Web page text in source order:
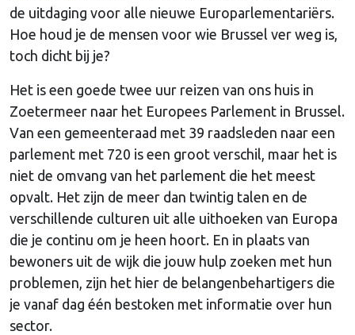
de uitdaging voor alle nieuwe Europarlementariërs.
Hoe houd je de mensen voor wie Brussel ver weg is,
toch dicht bij je?
Het is een goede twee uur reizen van ons huis in
Zoetermeer naar het Europees Parlement in Brussel.
Van een gemeenteraad met 39 raadsleden naar een
parlement met 720 is een groot verschil, maar het is
niet de omvang van het parlement die het meest
opvalt. Het zijn de meer dan twintig talen en de
verschillende culturen uit alle uithoeken van Europa
die je continu om je heen hoort. En in plaats van
bewoners uit de wijk die jouw hulp zoeken met hun
problemen, zijn het hier de belangenbehartigers die
je vanaf dag één bestoken met informatie over hun
sector.